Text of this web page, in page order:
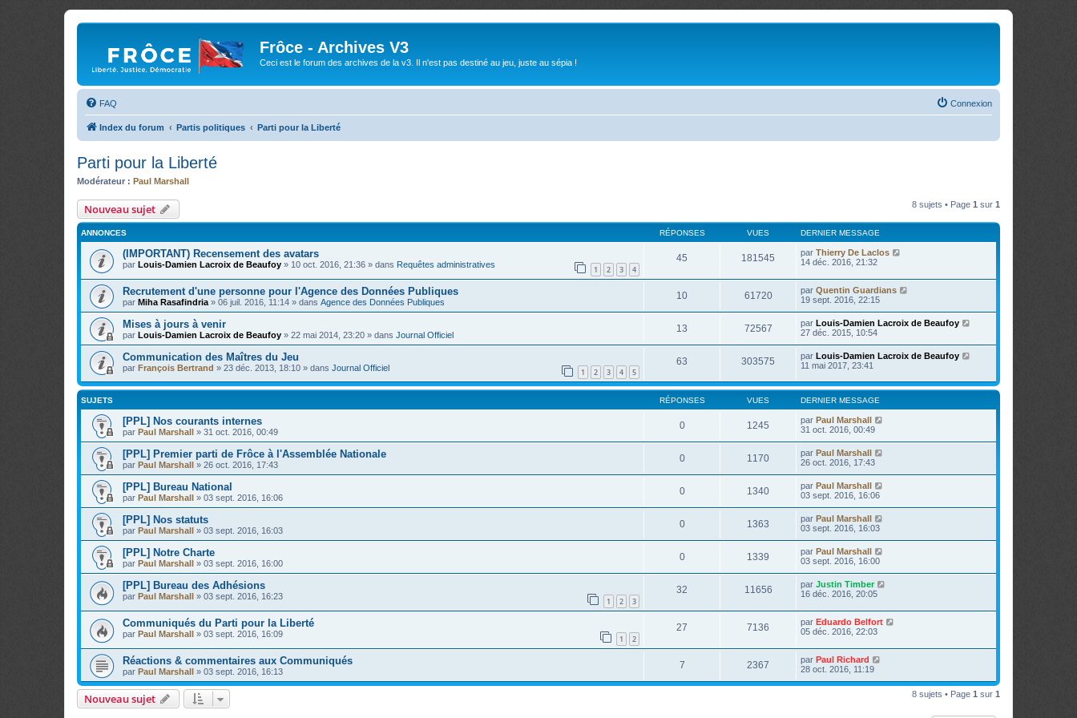
Frôce - Archives V3
Ceci est le forum des archives de la v3. Il n'est pas destiné au jeu, juste au sépia !
FAQ Connexion
Index du forum Partis politiques Parti pour la Liberté
Parti pour la Liberté
Modérateur : Paul Marshall
Nouveau sujet 8 sujets • Page 1 sur 1
ANNONCES RÉPONSES VUES DERNIER MESSAGE
(IMPORTANT) Recensement des avatars
par Louis-Damien Lacroix de Beaufoy » 10 oct. 2016, 21:36 » dans Requêtes administratives 1 2 3 4
45 181545 par Thierry De Laclos
14 déc. 2016, 21:32
Recrutement d'une personne pour l'Agence des Données Publiques
par Miha Rasafindria » 06 juil. 2016, 11:14 » dans Agence des Données Publiques
10 61720 par Quentin Guardians
19 sept. 2016, 22:15
Mises à jours à venir
par Louis-Damien Lacroix de Beaufoy » 22 mai 2014, 23:20 » dans Journal Officiel
13 72567 par Louis-Damien Lacroix de Beaufoy
27 déc. 2015, 10:54
Communication des Maîtres du Jeu
par François Bertrand » 23 déc. 2013, 18:10 » dans Journal Officiel 1 2 3 4 5
63 303575 par Louis-Damien Lacroix de Beaufoy
11 mai 2017, 23:41
SUJETS RÉPONSES VUES DERNIER MESSAGE
[PPL] Nos courants internes
par Paul Marshall » 31 oct. 2016, 00:49
0 1245 par Paul Marshall
31 oct. 2016, 00:49
[PPL] Premier parti de Frôce à l'Assemblée Nationale
par Paul Marshall » 26 oct. 2016, 17:43
0 1170 par Paul Marshall
26 oct. 2016, 17:43
[PPL] Bureau National
par Paul Marshall » 03 sept. 2016, 16:06
0 1340 par Paul Marshall
03 sept. 2016, 16:06
[PPL] Nos statuts
par Paul Marshall » 03 sept. 2016, 16:03
0 1363 par Paul Marshall
03 sept. 2016, 16:03
[PPL] Notre Charte
par Paul Marshall » 03 sept. 2016, 16:00
0 1339 par Paul Marshall
03 sept. 2016, 16:00
[PPL] Bureau des Adhésions
par Paul Marshall » 03 sept. 2016, 16:23 1 2 3
32 11656 par Justin Timber
16 déc. 2016, 20:05
Communiqués du Parti pour la Liberté
par Paul Marshall » 03 sept. 2016, 16:09 1 2
27 7136 par Eduardo Belfort
05 déc. 2016, 22:03
Réactions & commentaires aux Communiqués
par Paul Marshall » 03 sept. 2016, 16:13
7 2367 par Paul Richard
28 oct. 2016, 11:19
Nouveau sujet 8 sujets • Page 1 sur 1